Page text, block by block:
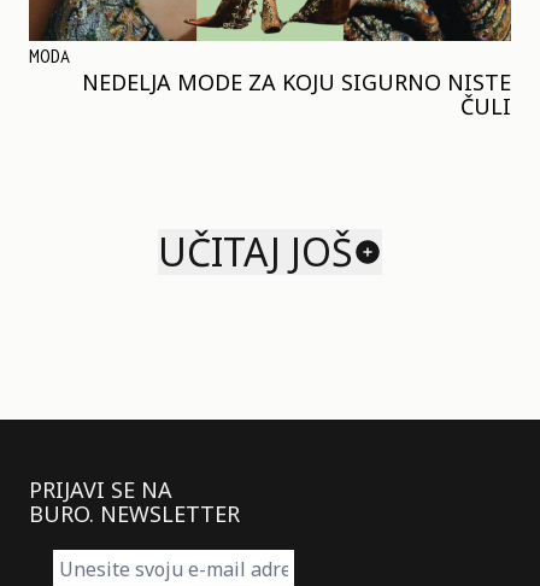
MODA
NEDELJA MODE ZA KOJU SIGURNO NISTE
ČULI
UČITAJ JOŠ
PRIJAVI SE NA
BURO. NEWSLETTER